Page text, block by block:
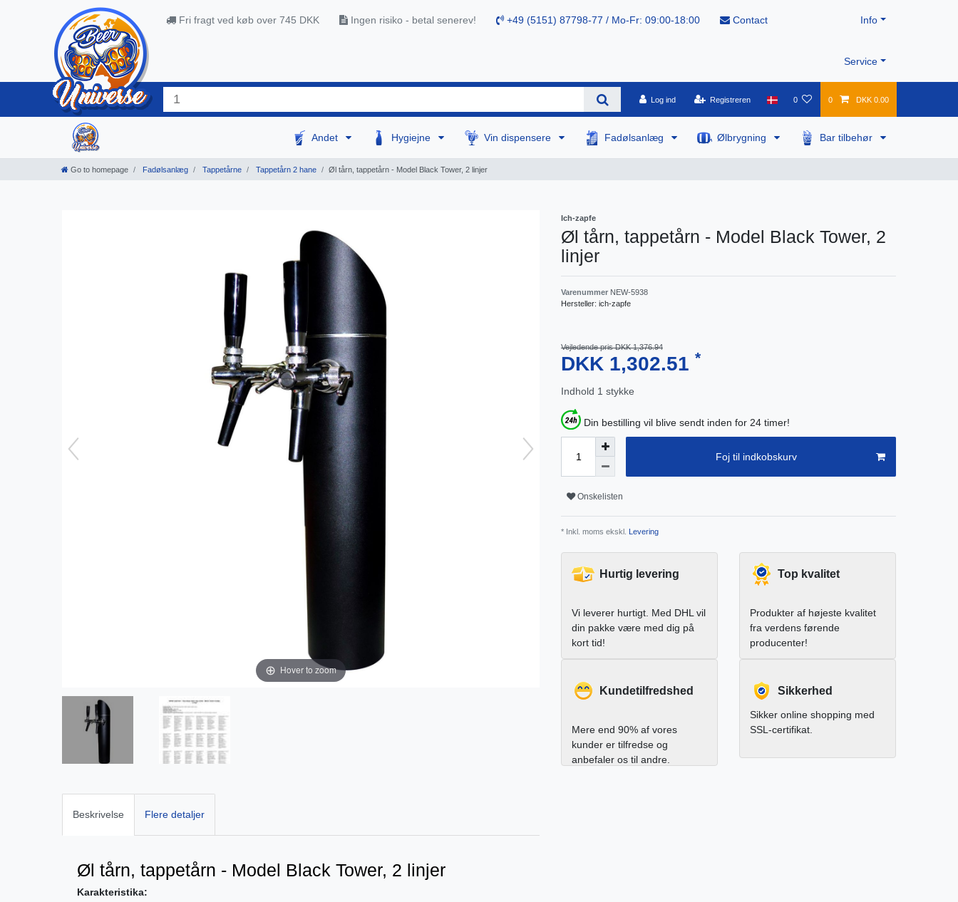
Fri fragt ved køb over 745 DKK Ingen risiko - betal senerev! +49 (5151) 87798-77 / Mo-Fr: 09:00-18:00 Contact Info
Service
Log ind Registreren 0 0 DKK 0.00
Andet Hygiejne Vin dispensere Fadølsanlæg Ølbrygning Bar tilbehør
Go to homepage Fadølsanlæg Tappetårne Tappetårn 2 hane Øl tårn, tappetårn - Model Black Tower, 2 linjer
Hover to zoom
Beskrivelse Flere detaljer
Øl tårn, tappetårn - Model Black Tower, 2 linjer
Karakteristika:
Ich-zapfe
Øl tårn, tappetårn - Model Black Tower, 2
linjer
Varenummer NEW-5938
Hersteller: ich-zapfe
Vejledende pris DKK 1,376.94
DKK 1,302.51 *
Indhold 1 stykke
Din bestilling vil blive sendt inden for 24 timer!
Foj til indkobskurv
Onskelisten
* Inkl. moms ekskl. Levering
Hurtig levering
Vi leverer hurtigt. Med DHL vil
din pakke være med dig på
kort tid!
Top kvalitet
Produkter af højeste kvalitet
fra verdens førende
producenter!
Kundetilfredshed
Mere end 90% af vores
kunder er tilfredse og
anbefaler os til andre.
Sikkerhed
Sikker online shopping med
SSL-certifikat.